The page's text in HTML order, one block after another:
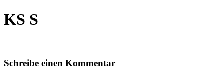
KS S
Schreibe einen Kommentar